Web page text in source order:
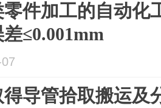
件加工的自动化
≤0.001mm
导管拾取搬运及